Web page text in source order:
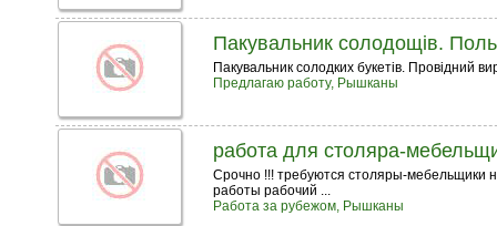
Пакувальник солодощів.
Пакувальник солодких букетів. Провідний
Предлагаю работу, Рышканы
работа для столяра-
Срочно !!! требуются столяры-мебельщики
работы рабочий ...
Работа за рубежом, Рышканы